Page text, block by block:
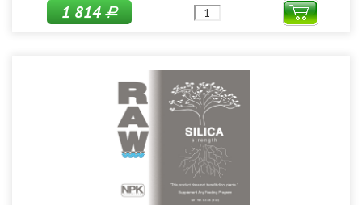
1 814Р